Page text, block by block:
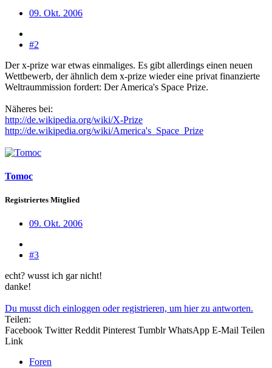
09. Okt. 2006
#2
Der x-prize war etwas einmaliges. Es gibt allerdings einen neuen
Wettbewerb, der ähnlich dem x-prize wieder eine privat finanzierte
Weltraummission fordert: Der America's Space Prize.
Näheres bei:
http://de.wikipedia.org/wiki/X-Prize
http://de.wikipedia.org/wiki/America's_Space_Prize
Tomoc
Registriertes Mitglied
09. Okt. 2006
#3
echt? wusst ich gar nicht!
danke!
Du musst dich einloggen oder registrieren, um hier zu antworten.
Teilen:
Facebook Twitter Reddit Pinterest Tumblr WhatsApp E-Mail Teilen
Link
Foren